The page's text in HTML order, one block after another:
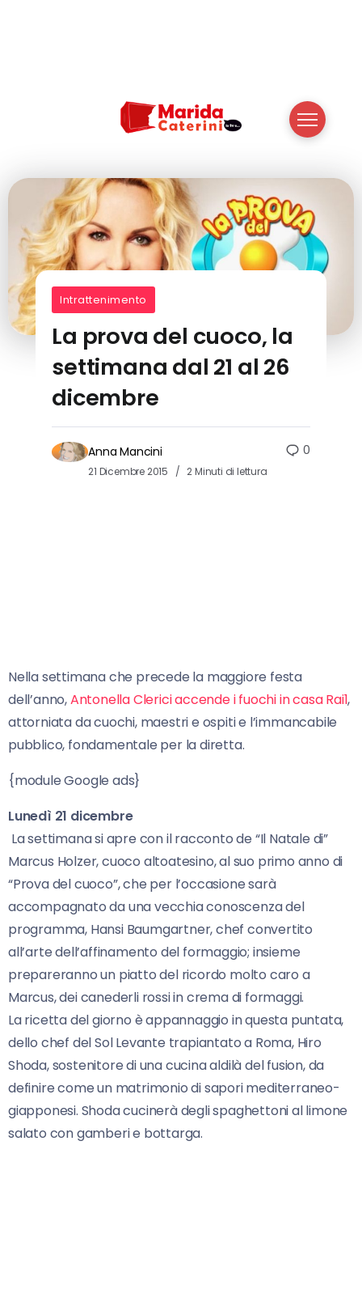
Intrattenimento
La prova del cuoco, la
settimana dal 21 al 26
dicembre
Anna Mancini
21 Dicembre 2015 2 Minuti di lettura
0
Nella settimana che precede la maggiore festa
dell’anno,Antonella Clerici accende i fuochi in casa Rai1,
attorniata da cuochi, maestri e ospiti e l’immancabile
pubblico, fondamentale per la diretta.
{module Google ads}
Lunedì 21 dicembre
La settimana si apre con il racconto de “Il Natale di”
Marcus Holzer, cuoco altoatesino, al suo primo anno di
“Prova del cuoco”, che per l’occasione sarà
accompagnato da una vecchia conoscenza del
programma, Hansi Baumgartner, chef convertito
all’arte dell’affinamento del formaggio; insieme
prepareranno un piatto del ricordo molto caro a
Marcus, dei canederli rossi in crema di formaggi.
La ricetta del giorno è appannaggio in questa puntata,
dello chef del Sol Levante trapiantato a Roma, Hiro
Shoda, sostenitore di una cucina aldilà del fusion, da
definire come un matrimonio di sapori mediterraneo-
giapponesi. Shoda cucinerà degli spaghettoni al limone
salato con gamberi e bottarga.